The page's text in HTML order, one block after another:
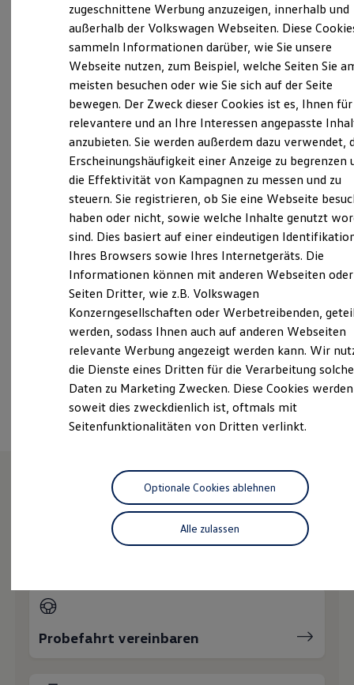
Reichweite
Reichweite der ID. Modelle
Reichweite im Winter
Laden
Laden unterwegs
Laden Zuhause
Ladestationen finden
Ladezeitensimulator
Batterie
Sicherheit
Garantie und Lebensdauer
Nachhaltigkeit
Technologie
Kosten und Kauf
Verbrauchskosten
Kaufoptionen
E-Auto-Förderung
Software und Konnektivität
ID. Software Versionen und Updates
Digitale Extras
Schnittstellen zu Ihrem ID.
Hybridautos
Marke und Erlebnis
Volkswagen R und R Experience
R-Modelle
Driving Experience
Volkswagen entdecken
Lifestyle Shop
T-Roc Kollektion
Golf Kollektion
ID. Kollektion
Volkswagen Kollektion
R-Kollektion
Besitzer und Service
Software Updates
Verantwortlich für die Inhalte auf dieser Seite ist die Volkswagen
Zentrum Oldenburg GmbH (Impressum & Rechtliches)
Bremer Heerstraße 1, 26135 Oldenburg
vw.oldenburg@nowag.com
+49 441 21010100
Montag-Freitag 07:30-18:00 Uhr
Samstag
09:00-13:00 Uhr
Sonntag
Geschlossen
Sonntags ohne Beratung, Verkauf und Probefahrt
Ansprechpartner
Wie können wir
Ihnen weiterhelfen?
Probefahrt vereinbaren
zugeschnittene Werbung anzuzeigen, innerhalb und
außerhalb der Volkswagen Webseiten. Diese
sammeln Informationen darüber, wie Sie unsere
Webseite nutzen, zum Beispiel, welche Seiten Sie
meisten besuchen oder wie Sie sich auf der Seite
bewegen. Der Zweck dieser Cookies ist es, Ihnen für
relevantere und an Ihre Interessen angepasste
anzubieten. Sie werden außerdem dazu verwendet,
Erscheinungshäufigkeit einer Anzeige zu begrenzen
die Effektivität von Kampagnen zu messen und zu
steuern. Sie registrieren, ob Sie eine Webseite
haben oder nicht, sowie welche Inhalte genutzt
sind. Dies basiert auf einer eindeutigen
Ihres Browsers sowie Ihres Internetgeräts. Die
Informationen können mit anderen Webseiten oder
Seiten Dritter, wie z.B. Volkswagen
Konzerngesellschaften oder Werbetreibenden,
werden, sodass Ihnen auch auf anderen Webseiten
relevante Werbung angezeigt werden kann. Wir
die Dienste eines Dritten für die Verarbeitung
Daten zu Marketing Zwecken. Diese Cookies
soweit dies zweckdienlich ist, oftmals mit
Seitenfunktionalitäten von Dritten verlinkt.
Alle zulassen
Optionale Cookies ablehnen